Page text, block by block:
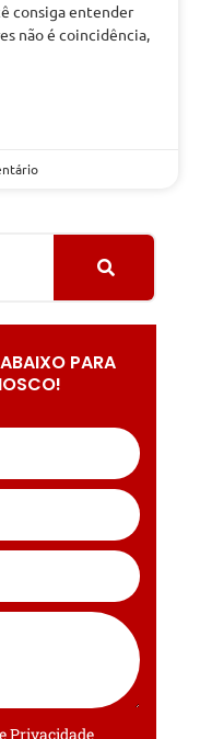
consiga entender
não é coincidência,
PARA
Privacidade